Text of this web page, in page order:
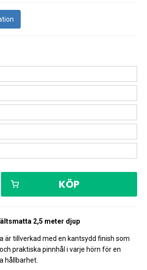
KÖP
2,5 meter djup
är tillverkad med en kantsydd finish som
praktiska pinnhål i varje hörn för en
hållbarhet.